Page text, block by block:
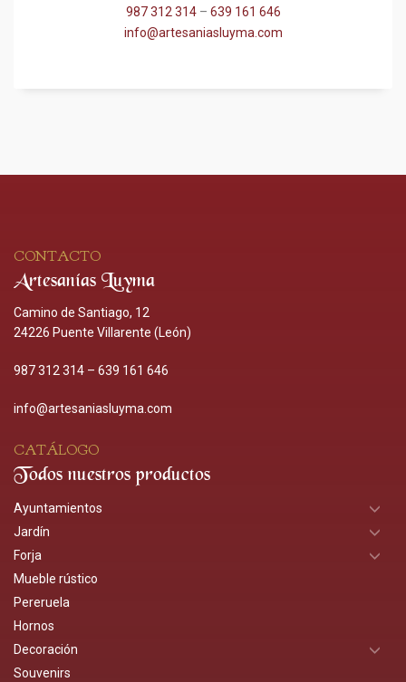
987 312 314– 639 161 646
info@artesaniasluyma.com
CONTACTO
Artesanías Luyma
Camino de Santiago, 12
24226 Puente Villarente (León)
987 312 314 – 639 161 646
info@artesaniasluyma.com
CATÁLOGO
Todos nuestros productos
Ayuntamientos
Jardín
Forja
Mueble rústico
Pereruela
Hornos
Decoración
Souvenirs